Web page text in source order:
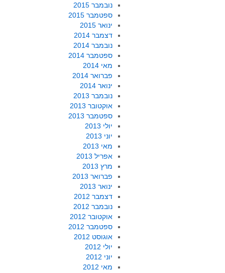
נובמבר 2015
ספטמבר 2015
ינואר 2015
דצמבר 2014
נובמבר 2014
ספטמבר 2014
מאי 2014
פברואר 2014
ינואר 2014
נובמבר 2013
אוקטובר 2013
ספטמבר 2013
יולי 2013
יוני 2013
מאי 2013
אפריל 2013
מרץ 2013
פברואר 2013
ינואר 2013
דצמבר 2012
נובמבר 2012
אוקטובר 2012
ספטמבר 2012
אוגוסט 2012
יולי 2012
יוני 2012
מאי 2012